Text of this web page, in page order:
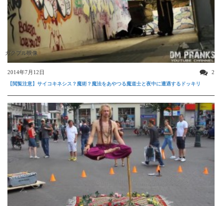
ガクブル映像
2014年7月12日 2
【閲覧注意】サイコキネシス？魔術？魔法をあやつる魔道士と夜中に遭遇するドッキリ